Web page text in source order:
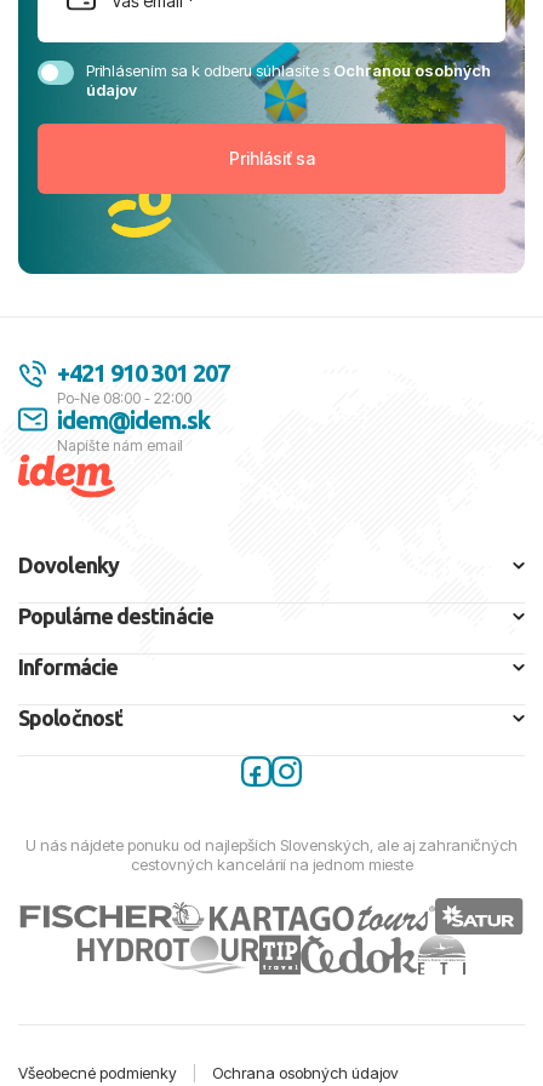
Prihlásením sa k odberu súhlasíte sOchranou osobných
údajov
+421 910 301 207
Po-Ne 08:00 - 22:00
idem@idem.sk
Napíšte nám email
Dovolenky
Populárne destinácie
Informácie
Spoločnosť
U nás nájdete ponuku od najlepších Slovenských, ale aj zahraničných
cestovných kancelárií na jednom mieste
Všeobecné podmienky Ochrana osobných údajov